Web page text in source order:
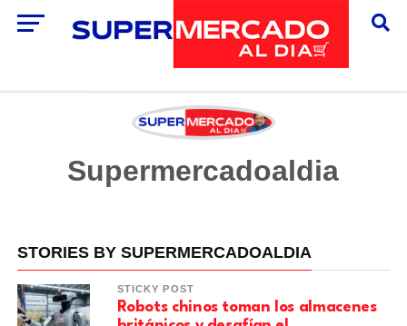
Supermercadoaldia
STORIES BY SUPERMERCADOALDIA
STICKY POST
Robots chinos toman los almacenes